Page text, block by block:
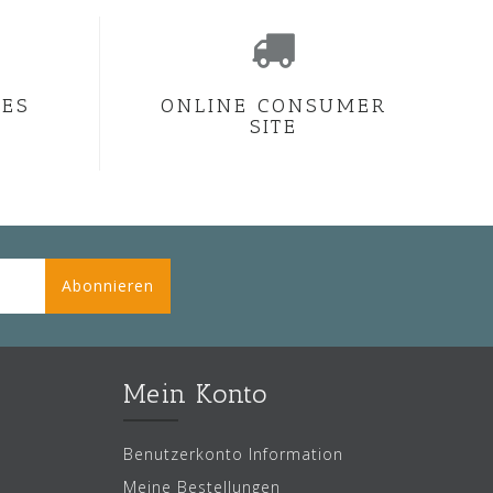
ONLINE CONSUMER
SITE
Abonnieren
Mein Konto
Benutzerkonto Information
Meine Bestellungen